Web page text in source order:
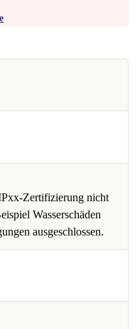
Zertifizierung nicht
Wasserschäden
ausgeschlossen.